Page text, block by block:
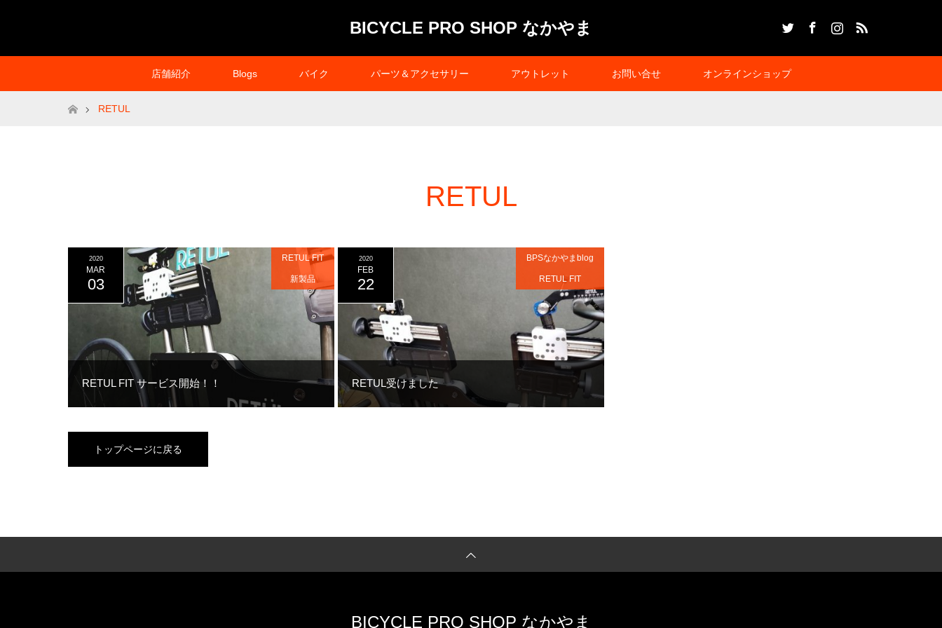
BICYCLE PRO SHOP なかやま
店舗紹介 Blogs バイク パーツ＆アクセサリー アウトレット お問い合せ オンラインショップ
ホームRETUL
RETUL
RETUL FIT サービス開始！！
2020
MAR
03
RETUL FIT
新製品
RETUL受けました
2020
FEB
22
BPSなかやまblog
RETUL FIT
トップページに戻る
BICYCLE PRO SHOP なかやま